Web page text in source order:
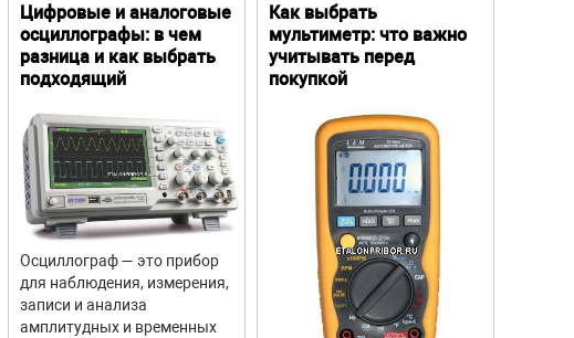
Цифровые и аналоговые
осциллографы: в чем
разница и как выбрать
подходящий
Осциллограф — это прибор
для наблюдения, измерения,
записи и анализа
амплитудных и временных
Как выбрать
мультиметр: что важно
учитывать перед
покупкой